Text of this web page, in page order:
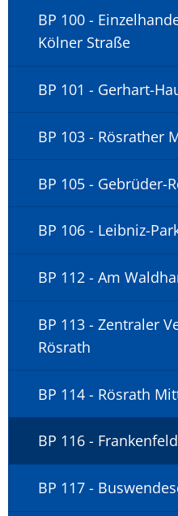
BP 100 -
Kölner Straße
BP 101 - Gerhart-
BP 103 - Rösrather
BP 105 - Gebrüder-
BP 106 - Leibniz-
BP 112 - Am
BP 113 - Zentraler
Rösrath
BP 114 - Rösrath
BP 116 - Frankenfeld
BP 117 -